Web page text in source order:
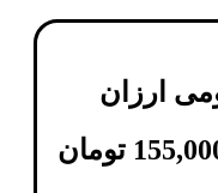
ارزان
تومان